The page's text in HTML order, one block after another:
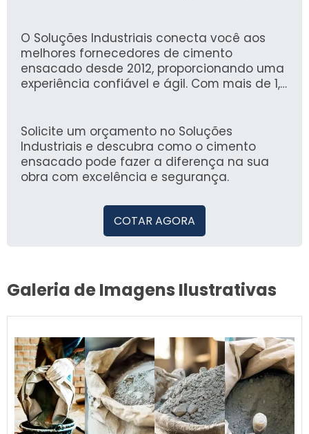
material em boas condições para o uso.
O Soluções Industriais conecta você aos
melhores fornecedores de cimento
ensacado desde 2012, proporcionando uma
experiência confiável e ágil. Com mais de 1,6
opções de qualidade para atender suas
necessidades de construção.
Solicite um orçamento no Soluções
Industriais e descubra como o cimento
ensacado pode fazer a diferença na sua
obra com excelência e segurança.
COTAR AGORA
Galeria de Imagens Ilustrativas